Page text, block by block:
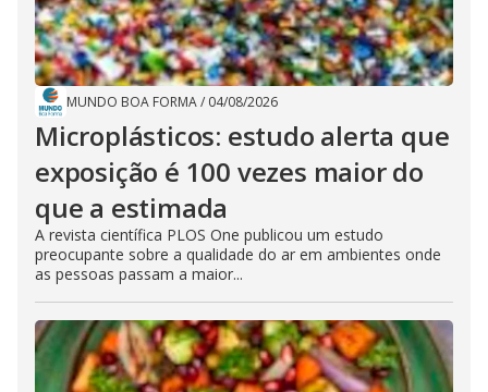
MUNDO BOA FORMA/ 04/08/2026
Microplásticos: estudo alerta que
exposição é 100 vezes maior do
que a estimada
A revista científica PLOS One publicou um estudo
preocupante sobre a qualidade do ar em ambientes onde
as pessoas passam a maior...